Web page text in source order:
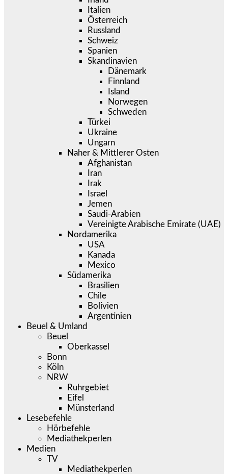
Italien
Österreich
Russland
Schweiz
Spanien
Skandinavien
Dänemark
Finnland
Island
Norwegen
Schweden
Türkei
Ukraine
Ungarn
Naher & Mittlerer Osten
Afghanistan
Iran
Irak
Israel
Jemen
Saudi-Arabien
Vereinigte Arabische Emirate (UAE)
Nordamerika
USA
Kanada
Mexico
Südamerika
Brasilien
Chile
Bolivien
Argentinien
Beuel & Umland
Beuel
Oberkassel
Bonn
Köln
NRW
Ruhrgebiet
Eifel
Münsterland
Lesebefehle
Hörbefehle
Mediathekperlen
Medien
TV
Mediathekperlen